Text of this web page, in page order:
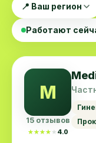
📍 Ваш регион
Работают
M
15 отзывов
★★★★★
★★★★★ 4.0